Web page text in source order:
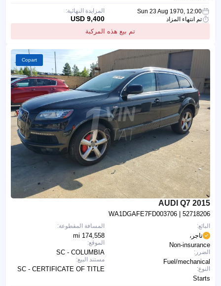
Sun 23 Aug 1970, 12:00
تم انتهاء المزاد
تم بيع هذه المركبة
المزايدة النهائية:
9,400 USD
Copart
2015 AUDI Q7
WA1DGAFE7FD003706 | 52718206
المسافة المقطوعة:
174,558 mi
الموقع:
SC - COLUMBIA
مستند البيع:
SC - CERTIFICATE OF TITLE
البائع:
تاجر،
Non-insurance
الضرر:
Fuel/mechanical
النوع:
Starts